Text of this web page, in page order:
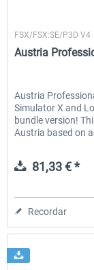
0,00
FSX/FSX:SE/P3D V4
Austria
Austria
Simulator X and
bundle version!
Austria based on
81,33 € *
Recordar